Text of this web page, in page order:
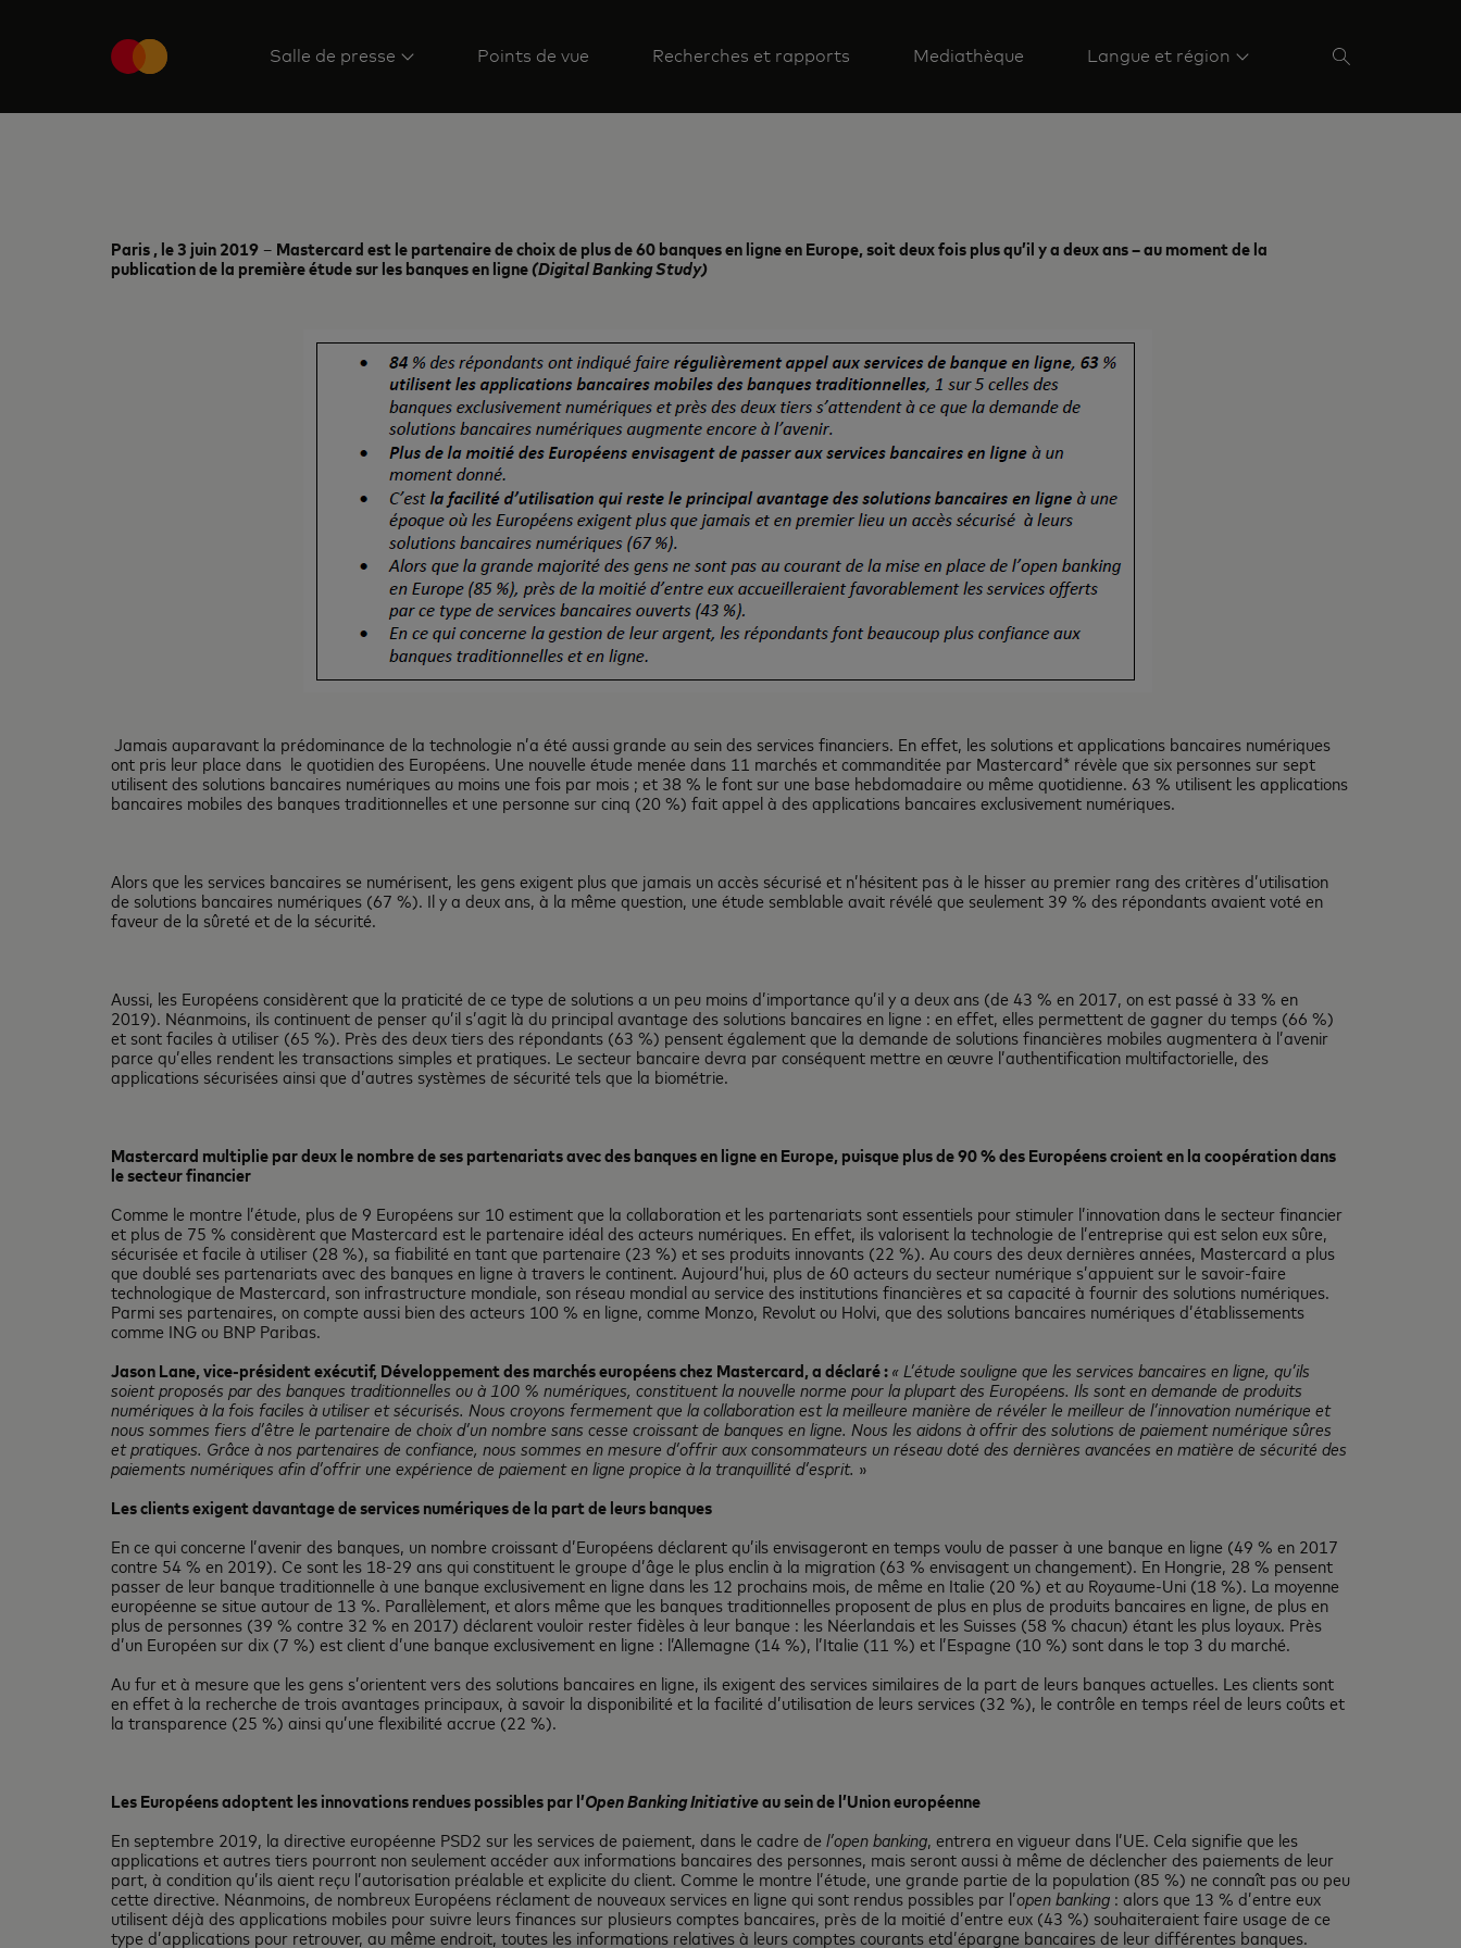
Salle de presse Points de vue Recherches et rapports Mediathèque Langue et région
Paris , le 3 juin 2019– Mastercard est le partenaire de choix de plus de 60 banques en ligne en Europe, soit deux fois plus qu’il y a deux ans – au moment de la
publication de la première étude sur les banques en ligne(Digital Banking Study)
Jamais auparavant la prédominance de la technologie n’a été aussi grande au sein des services financiers. En effet, les solutions et applications bancaires numériques
ont pris leur place dans le quotidien des Européens. Une nouvelle étude menée dans 11 marchés et commanditée par Mastercard* révèle que six personnes sur sept
utilisent des solutions bancaires numériques au moins une fois par mois ; et 38 % le font sur une base hebdomadaire ou même quotidienne. 63 % utilisent les applications
bancaires mobiles des banques traditionnelles et une personne sur cinq (20 %) fait appel à des applications bancaires exclusivement numériques.
Alors que les services bancaires se numérisent, les gens exigent plus que jamais un accès sécurisé et n’hésitent pas à le hisser au premier rang des critères d’utilisation
de solutions bancaires numériques (67 %). Il y a deux ans, à la même question, une étude semblable avait révélé que seulement 39 % des répondants avaient voté en
faveur de la sûreté et de la sécurité.
Aussi, les Européens considèrent que la praticité de ce type de solutions a un peu moins d’importance qu’il y a deux ans (de 43 % en 2017, on est passé à 33 % en
2019). Néanmoins, ils continuent de penser qu’il s’agit là du principal avantage des solutions bancaires en ligne : en effet, elles permettent de gagner du temps (66 %)
et sont faciles à utiliser (65 %). Près des deux tiers des répondants (63 %) pensent également que la demande de solutions financières mobiles augmentera à l’avenir
parce qu’elles rendent les transactions simples et pratiques. Le secteur bancaire devra par conséquent mettre en œuvre l’authentification multifactorielle, des
applications sécurisées ainsi que d’autres systèmes de sécurité tels que la biométrie.
Mastercard multiplie par deux le nombre de ses partenariats avec des banques en ligne en Europe, puisque plus de 90 % des Européens croient en la coopération dans
le secteur financier
Comme le montre l’étude, plus de 9 Européens sur 10 estiment que la collaboration et les partenariats sont essentiels pour stimuler l’innovation dans le secteur financier
et plus de 75 % considèrent que Mastercard est le partenaire idéal des acteurs numériques. En effet, ils valorisent la technologie de l’entreprise qui est selon eux sûre,
sécurisée et facile à utiliser (28 %), sa fiabilité en tant que partenaire (23 %) et ses produits innovants (22 %). Au cours des deux dernières années, Mastercard a plus
que doublé ses partenariats avec des banques en ligne à travers le continent. Aujourd’hui, plus de 60 acteurs du secteur numérique s’appuient sur le savoir-faire
technologique de Mastercard, son infrastructure mondiale, son réseau mondial au service des institutions financières et sa capacité à fournir des solutions numériques.
Parmi ses partenaires, on compte aussi bien des acteurs 100 % en ligne, comme Monzo, Revolut ou Holvi, que des solutions bancaires numériques d’établissements
comme ING ou BNP Paribas.
Jason Lane, vice-président exécutif, Développement des marchés européens chez Mastercard, a déclaré :« L’étude souligne que les services bancaires en ligne, qu’ils
soient proposés par des banques traditionnelles ou à 100 % numériques, constituent la nouvelle norme pour la plupart des Européens. Ils sont en demande de produits
numériques à la fois faciles à utiliser et sécurisés. Nous croyons fermement que la collaboration est la meilleure manière de révéler le meilleur de l’innovation numérique et
nous sommes fiers d’être le partenaire de choix d’un nombre sans cesse croissant de banques en ligne. Nous les aidons à offrir des solutions de paiement numérique sûres
et pratiques. Grâce à nos partenaires de confiance, nous sommes en mesure d’offrir aux consommateurs un réseau doté des dernières avancées en matière de sécurité des
paiements numériques afin d’offrir une expérience de paiement en ligne propice à la tranquillité d’esprit. »
Les clients exigent davantage de services numériques de la part de leurs banques
En ce qui concerne l’avenir des banques, un nombre croissant d’Européens déclarent qu’ils envisageront en temps voulu de passer à une banque en ligne (49 % en 2017
contre 54 % en 2019). Ce sont les 18-29 ans qui constituent le groupe d’âge le plus enclin à la migration (63 % envisagent un changement). En Hongrie, 28 % pensent
passer de leur banque traditionnelle à une banque exclusivement en ligne dans les 12 prochains mois, de même en Italie (20 %) et au Royaume-Uni (18 %). La moyenne
européenne se situe autour de 13 %. Parallèlement, et alors même que les banques traditionnelles proposent de plus en plus de produits bancaires en ligne, de plus en
plus de personnes (39 % contre 32 % en 2017) déclarent vouloir rester fidèles à leur banque : les Néerlandais et les Suisses (58 % chacun) étant les plus loyaux. Près
d’un Européen sur dix (7 %) est client d’une banque exclusivement en ligne : l’Allemagne (14 %), l’Italie (11 %) et l’Espagne (10 %) sont dans le top 3 du marché.
Au fur et à mesure que les gens s’orientent vers des solutions bancaires en ligne, ils exigent des services similaires de la part de leurs banques actuelles. Les clients sont
en effet à la recherche de trois avantages principaux, à savoir la disponibilité et la facilité d’utilisation de leurs services (32 %), le contrôle en temps réel de leurs coûts et
la transparence (25 %) ainsi qu’une flexibilité accrue (22 %).
Les Européens adoptent les innovations rendues possibles par l’Open Banking Initiativeau sein de l’Union européenne
En septembre 2019, la directive européenne PSD2 sur les services de paiement, dans le cadre del’open banking, entrera en vigueur dans l’UE. Cela signifie que les
applications et autres tiers pourront non seulement accéder aux informations bancaires des personnes, mais seront aussi à même de déclencher des paiements de leur
part, à condition qu’ils aient reçu l’autorisation préalable et explicite du client. Comme le montre l’étude, une grande partie de la population (85 %) ne connaît pas ou peu
cette directive. Néanmoins, de nombreux Européens réclament de nouveaux services en ligne qui sont rendus possibles par l’open banking : alors que 13 % d’entre eux
utilisent déjà des applications mobiles pour suivre leurs finances sur plusieurs comptes bancaires, près de la moitié d’entre eux (43 %) souhaiteraient faire usage de ce
type d’applications pour retrouver, au même endroit, toutes les informations relatives à leurs comptes courants etd’épargne bancaires de leur différentes banques.